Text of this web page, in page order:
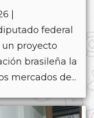
|
federal
proyecto
brasileña la
mercados de...